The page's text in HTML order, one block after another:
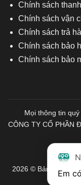
Chính sách
Chính sách vận
Chính sách trả
Chính sách bảo
Chính sách bảo
Mọi thông tin
CÔNG TY CỔ PHẦN
2026 © Bản quyền